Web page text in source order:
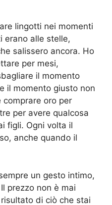
lingotti nei momenti
erano alle stelle,
salissero ancora. Ho
per mesi,
il momento
il momento giusto non
comprare oro per
per avere qualcosa
figli. Ogni volta il
anche quando il
un gesto intimo,
prezzo non è mai
di ciò che stai